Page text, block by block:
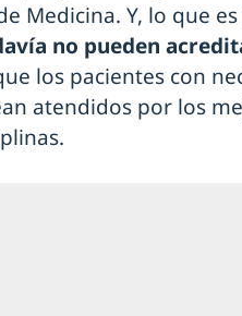
Medicina. Y, lo que
no pueden
los pacientes con
atendidos por los